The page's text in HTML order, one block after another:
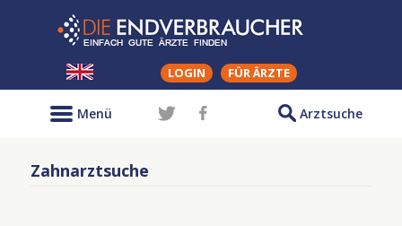
LOGIN FÜR ÄRZTE
Arztsuche
Menü
Zahnarztsuche